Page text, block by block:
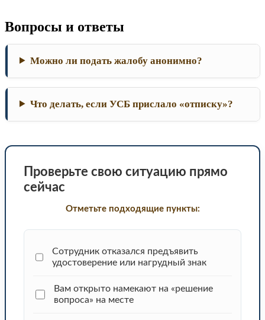
Вопросы и ответы
Можно ли подать жалобу анонимно?
Что делать, если УСБ прислало «отписку»?
Проверьте свою ситуацию прямо
сейчас
Отметьте подходящие пункты:
Сотрудник отказался предъявить
удостоверение или нагрудный знак
Вам открыто намекают на «решение
вопроса» на месте